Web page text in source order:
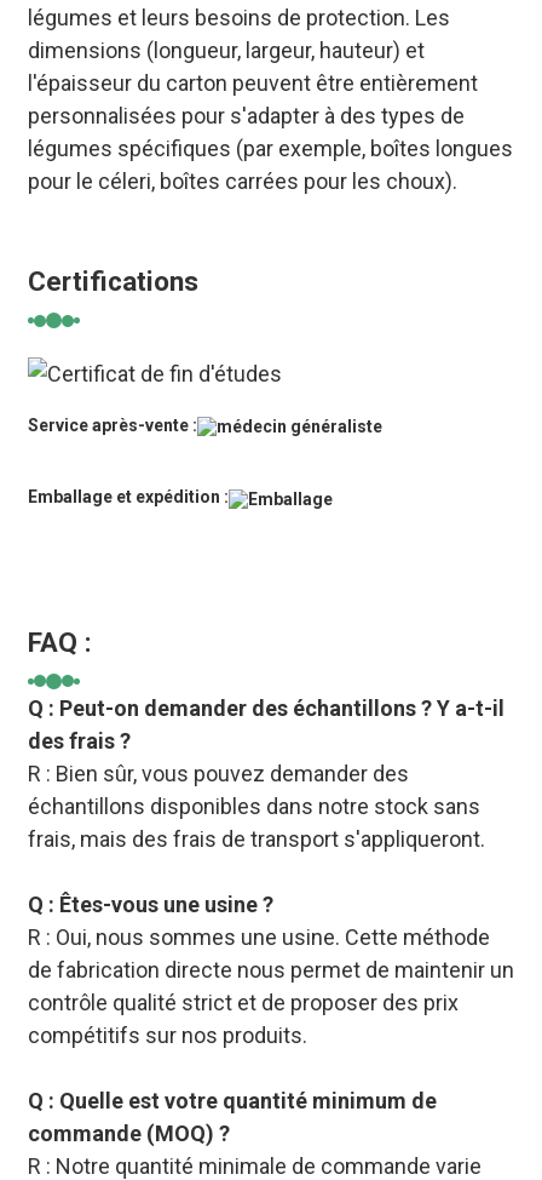
légumes et leurs besoins de protection. Les
dimensions (longueur, largeur, hauteur) et
l'épaisseur du carton peuvent être entièrement
personnalisées pour s'adapter à des types de
légumes spécifiques (par exemple, boîtes longues
pour le céleri, boîtes carrées pour les choux).
Certifications
Service après-vente :
Emballage et expédition :
FAQ :
Q : Peut-on demander des échantillons ? Y a-t-il
des frais ?
R : Bien sûr, vous pouvez demander des
échantillons disponibles dans notre stock sans
frais, mais des frais de transport s'appliqueront.
Q : Êtes-vous une usine ?
R : Oui, nous sommes une usine. Cette méthode
de fabrication directe nous permet de maintenir un
contrôle qualité strict et de proposer des prix
compétitifs sur nos produits.
Q : Quelle est votre quantité minimum de
commande (MOQ) ?
R : Notre quantité minimale de commande varie